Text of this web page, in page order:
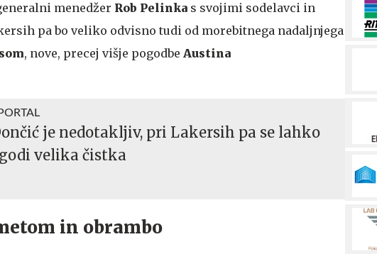
menedžer Rob Pelinka s svojimi sodelavci in
pa bo veliko odvisno tudi od morebitnega nadaljnjega
, nove, precej višje pogodbe Austina
je nedotakljiv, pri Lakersih pa se lahko
velika čistka
in obrambo